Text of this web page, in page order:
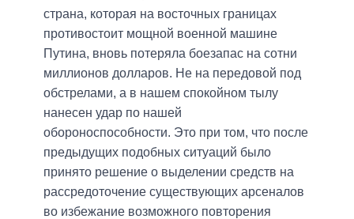
страна, которая на восточных границах
противостоит мощной военной машине
Путина, вновь потеряла боезапас на сотни
миллионов долларов. Не на передовой под
обстрелами, а в нашем спокойном тылу
нанесен удар по нашей
обороноспособности. Это при том, что после
предыдущих подобных ситуаций было
принято решение о выделении средств на
рассредоточение существующих арсеналов
во избежание возможного повторения